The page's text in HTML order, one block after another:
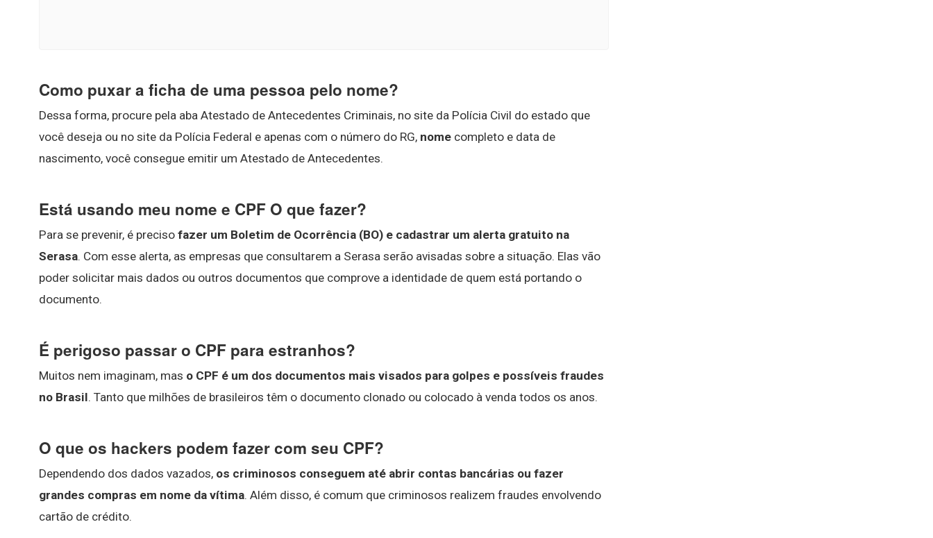
Como puxar a ficha de uma pessoa pelo nome?
Dessa forma, procure pela aba Atestado de Antecedentes Criminais, no site da Polícia Civil do estado que
você deseja ou no site da Polícia Federal e apenas com o número do RG, nome completo e data de
nascimento, você consegue emitir um Atestado de Antecedentes.
Está usando meu nome e CPF O que fazer?
Para se prevenir, é preciso fazer um Boletim de Ocorrência (BO) e cadastrar um alerta gratuito na
Serasa. Com esse alerta, as empresas que consultarem a Serasa serão avisadas sobre a situação. Elas vão
poder solicitar mais dados ou outros documentos que comprove a identidade de quem está portando o
documento.
É perigoso passar o CPF para estranhos?
Muitos nem imaginam, mas o CPF é um dos documentos mais visados para golpes e possíveis fraudes
no Brasil. Tanto que milhões de brasileiros têm o documento clonado ou colocado à venda todos os anos.
O que os hackers podem fazer com seu CPF?
Dependendo dos dados vazados, os criminosos conseguem até abrir contas bancárias ou fazer
grandes compras em nome da vítima. Além disso, é comum que criminosos realizem fraudes envolvendo
cartão de crédito.